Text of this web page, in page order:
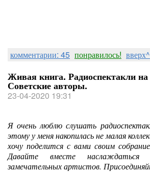
комментарии: 45 понравилось! вверх^
Живая книга. Радиоспектакли
Советские авторы.
23-04-2020 19:31
Я очень люблю слушать
этому у меня накопилась не малая
хочу поделится с вами своим
Давайте вместе наслаждаться
замечательных артистов.